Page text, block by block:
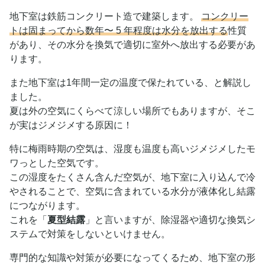
地下室は鉄筋コンクリート造で建築します。 コンクリー
トは固まってから数年〜 5 年程度は水分を放出する性質
があり、その水分を換気で適切に室外へ放出する必要があ
ります。
また地下室は1年間一定の温度で保たれている、と解説し
ました。
夏は外の空気にくらべて涼しい場所でもありますが、そこ
が実はジメジメする原因に！
特に梅雨時期の空気は、湿度も温度も高いジメジメしたモ
ワっとした空気です。
この湿度をたくさん含んだ空気が、地下室に入り込んで冷
やされることで、空気に含まれている水分が液体化し結露
につながります。
これを「 夏型結露 」と言いますが、除湿器や適切な換気シ
ステムで対策をしないといけません。
専門的な知識や対策が必要になってくるため、地下室の形